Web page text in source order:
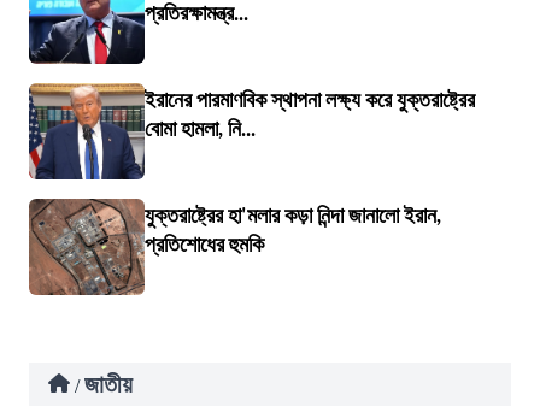
প্রতিরক্ষামন্ত্র...
ইরানের পারমাণবিক স্থাপনা লক্ষ্য করে যুক্তরাষ্ট্রের
বোমা হামলা, নি...
যুক্তরাষ্ট্রের হা'মলার কড়া নিন্দা জানালো ইরান,
প্রতিশোধের হুমকি
/ জাতীয়